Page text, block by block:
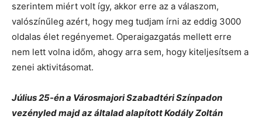
szerintem miért volt így, akkor erre az a válaszom,
valószínűleg azért, hogy meg tudjam írni az eddig 3000
oldalas élet regényemet. Operaigazgatás mellett erre
nem lett volna időm, ahogy arra sem, hogy kiteljesítsem a
zenei aktivitásomat.
Július 25-én a Városmajori Szabadtéri Színpadon
vezényled majd az általad alapított Kodály Zoltán